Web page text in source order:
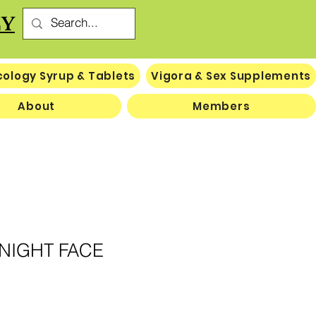
Syrup & Tablets Vigora & Sex Supplements
About Members
FACE